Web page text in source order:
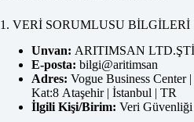
1. VERİ SORUMLUSU BİLGİLERİ
Unvan: ARITIMSAN LTD.ŞTİ
E-posta: bilgi@aritimsan
Adres: Vogue Business Center
Kat:8 Ataşehir | İstanbul | TR
İlgili Kişi/Birim: Veri